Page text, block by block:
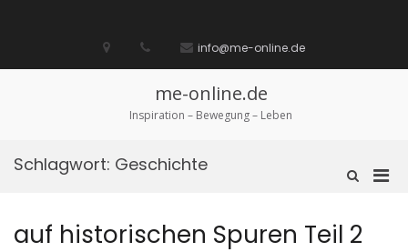
biete
/
Ich
suche
diese
Seite
info@me-online.de
me-online.de
Inspiration – Bewegung – Leben
Such-
Schlagwort: Geschichte
auf historischen Spuren Teil 2